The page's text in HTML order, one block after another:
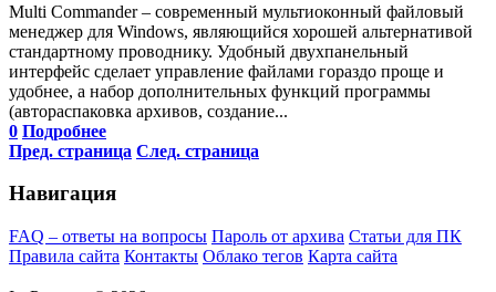
Multi Commander – современный мультиоконный файловый
менеджер для Windows, являющийся хорошей альтернативой
стандартному проводнику. Удобный двухпанельный
интерфейс сделает управление файлами гораздо проще и
удобнее, а набор дополнительных функций программы
(автораспаковка архивов, создание...
0 Подробнее
Пред. страница След. страница
Навигация
FAQ – ответы на вопросы Пароль от архива Статьи для ПК
Правила сайта Контакты Облако тегов Карта сайта